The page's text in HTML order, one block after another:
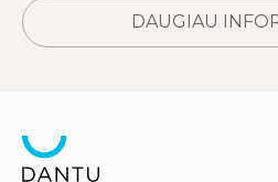
DAUGIAU